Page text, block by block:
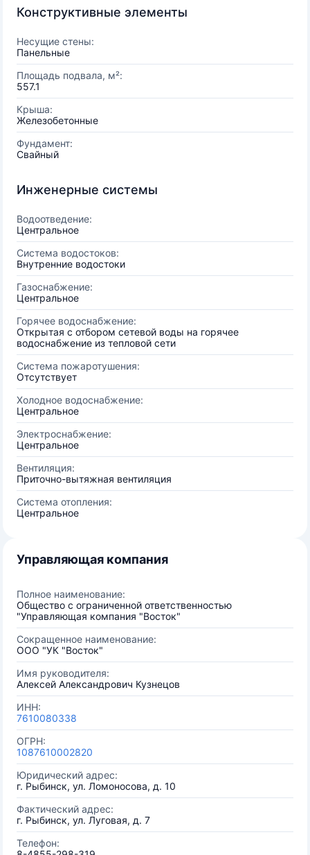
Конструктивные элементы
Несущие стены:
Панельные
Площадь подвала, м²:
557.1
Крыша:
Железобетонные
Фундамент:
Свайный
Инженерные системы
Водоотведение:
Центральное
Система водостоков:
Внутренние водостоки
Газоснабжение:
Центральное
Горячее водоснабжение:
Открытая с отбором сетевой воды на горячее
водоснабжение из тепловой сети
Система пожаротушения:
Отсутствует
Холодное водоснабжение:
Центральное
Электроснабжение:
Центральное
Вентиляция:
Приточно-вытяжная вентиляция
Система отопления:
Центральное
Управляющая компания
Полное наименование:
Общество с ограниченной ответственностью
"Управляющая компания "Восток"
Сокращенное наименование:
ООО "УК "Восток"
Имя руководителя:
Алексей Александрович Кузнецов
ИНН:
7610080338
ОГРН:
1087610002820
Юридический адрес:
г. Рыбинск, ул. Ломоносова, д. 10
Фактический адрес:
г. Рыбинск, ул. Луговая, д. 7
Телефон: